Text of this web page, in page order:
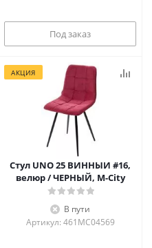
Под заказ
АКЦИЯ
Стул UNO 25 ВИННЫЙ #16,
велюр / ЧЕРНЫЙ, М-City
В пути
Артикул: 461MC04569